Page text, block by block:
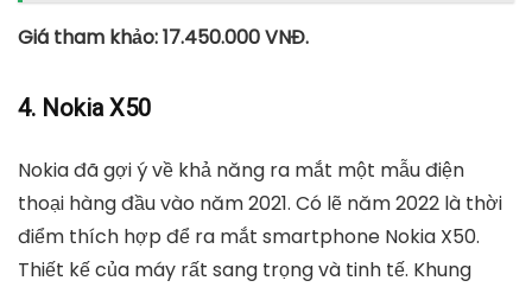
Giá tham khảo: 17.450.000 VNĐ.
4. Nokia X50
Nokia đã gợi ý về khả năng ra mắt một mẫu điện
thoại hàng đầu vào năm 2021. Có lẽ năm 2022 là thời
điểm thích hợp để ra mắt smartphone Nokia X50.
Thiết kế của máy rất sang trọng và tinh tế. Khung